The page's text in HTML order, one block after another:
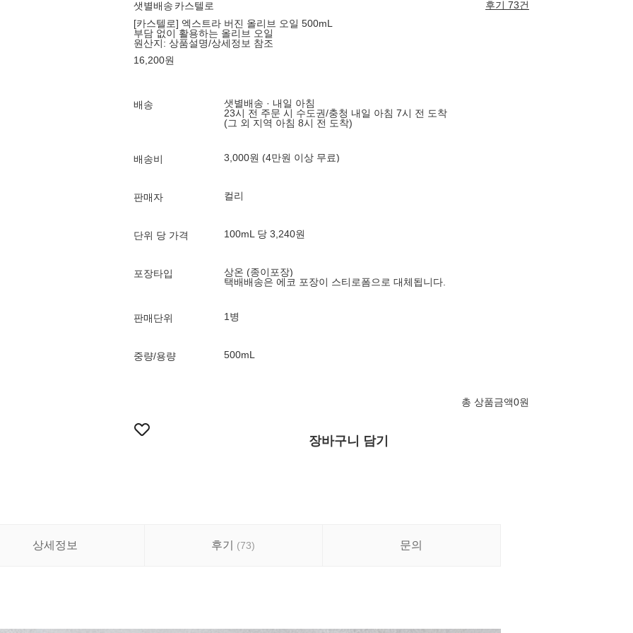
샛별배송 카스텔로
후기 73건
[카스텔로] 엑스트라 버진 올리브 오일 500mL
부담 없이 활용하는 올리브 오일
원산지: 상품설명/상세정보 참조
16,200원
배송
샛별배송 · 내일 아침
23시 전 주문 시 수도권/충청 내일 아침 7시 전 도착
(그 외 지역 아침 8시 전 도착)
배송비 3,000원 (4만원 이상 무료)
판매자 컬리
단위 당 가격 100mL 당 3,240원
포장타입
상온 (종이포장)
택배배송은 에코 포장이 스티로폼으로 대체됩니다.
판매단위 1병
중량/용량 500mL
총 상품금액0원
장바구니 담기
상세정보 후기 (73) 문의